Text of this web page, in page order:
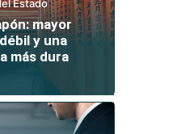
Estado
mayor
y una
más dura